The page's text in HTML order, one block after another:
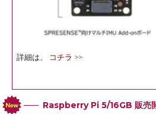
詳細は、 コチラ >>
Raspberry Pi 5/16GB 販売